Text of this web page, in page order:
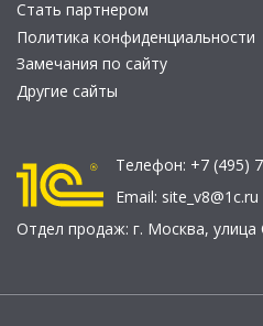
Стать партнером
Политика конфиденциальности
Замечания по сайту
Другие сайты
Телефон: +7 (495)
Email: site_v8@1c.ru
Отдел продаж: г. Москва, улица